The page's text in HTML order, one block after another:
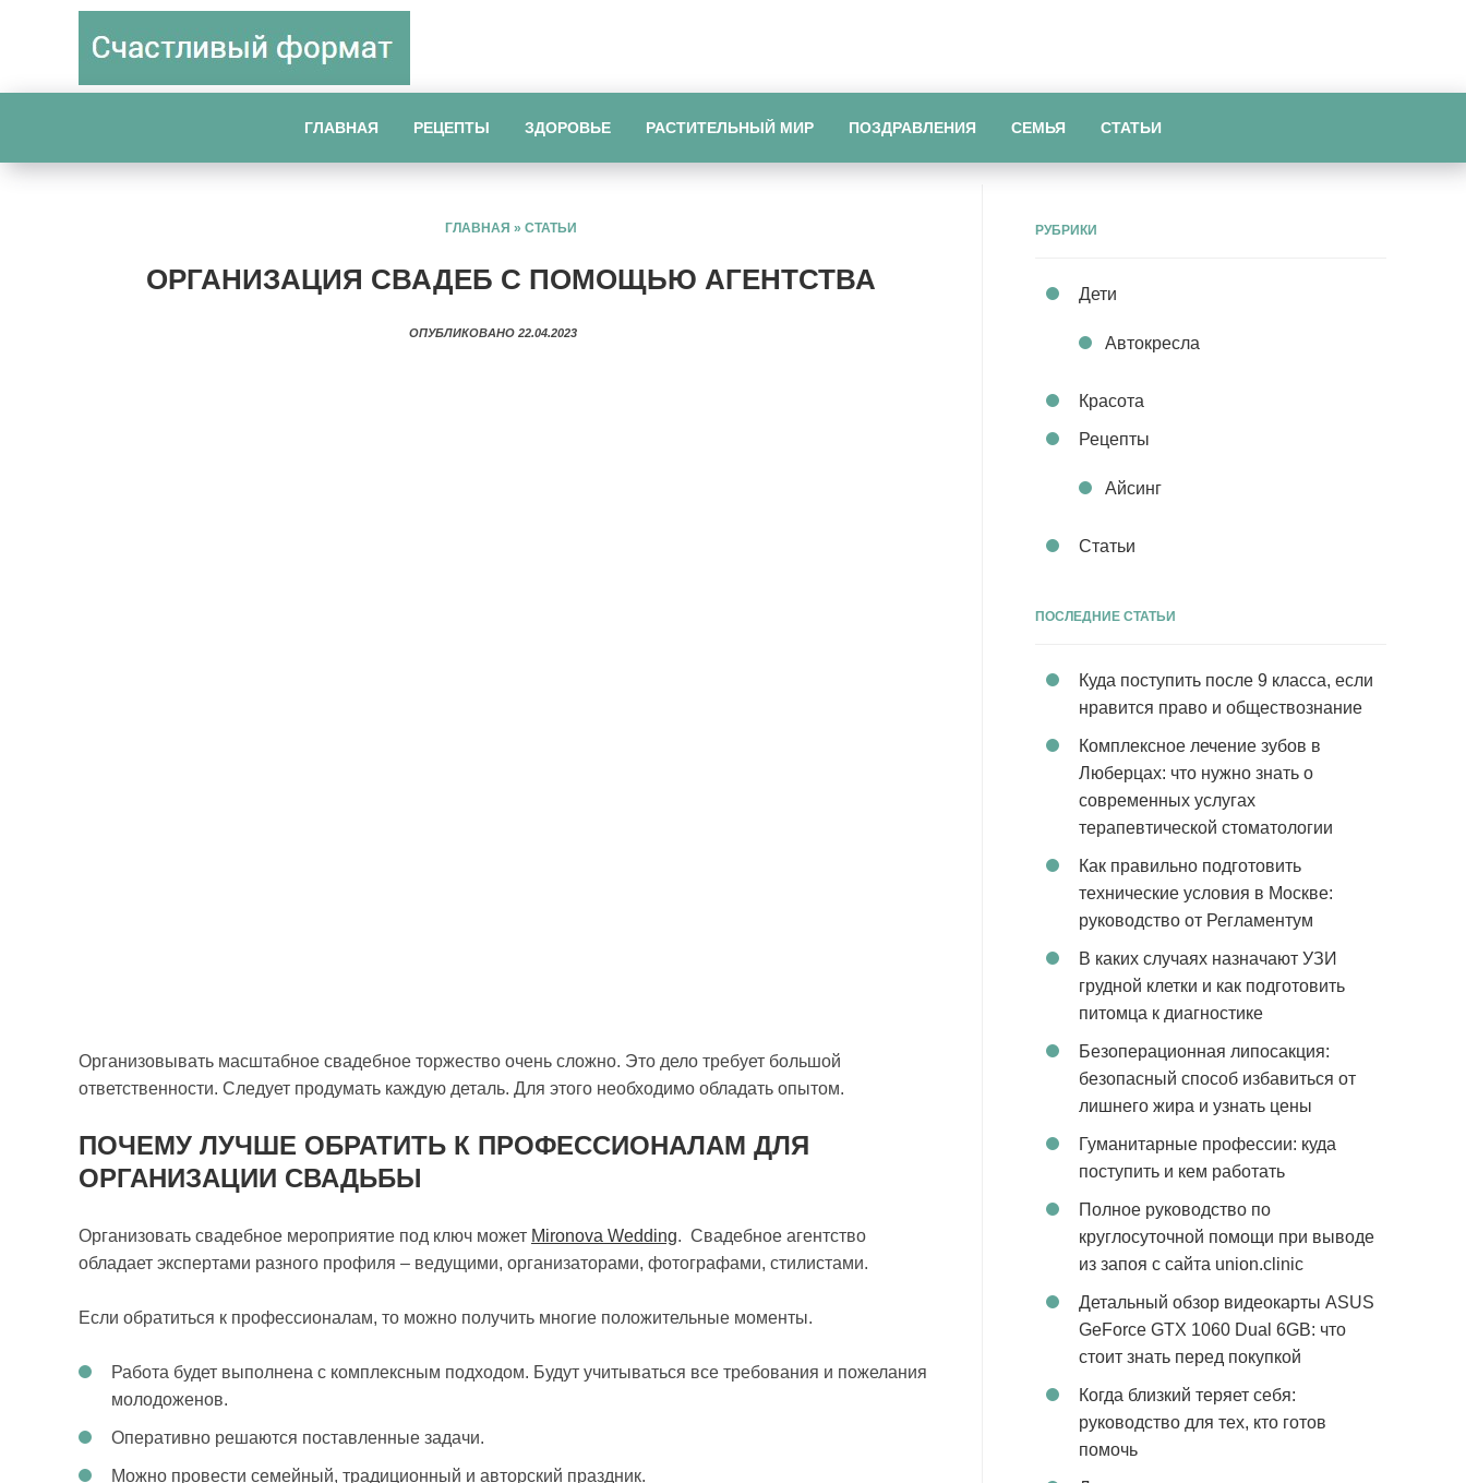
ГЛАВНАЯ РЕЦЕПТЫ ЗДОРОВЬЕ РАСТИТЕЛЬНЫЙ МИР ПОЗДРАВЛЕНИЯ СЕМЬЯ СТАТЬИ
ГЛАВНАЯ » СТАТЬИ
ОРГАНИЗАЦИЯ СВАДЕБ С ПОМОЩЬЮ АГЕНТСТВА
ОПУБЛИКОВАНО 22.04.2023
Организовывать масштабное свадебное торжество очень сложно. Это дело требует большой
ответственности. Следует продумать каждую деталь. Для этого необходимо обладать опытом.
ПОЧЕМУ ЛУЧШЕ ОБРАТИТЬ К ПРОФЕССИОНАЛАМ ДЛЯ
ОРГАНИЗАЦИИ СВАДЬБЫ
Организовать свадебное мероприятие под ключ может Mironova Wedding. Свадебное агентство
обладает экспертами разного профиля – ведущими, организаторами, фотографами, стилистами.
Если обратиться к профессионалам, то можно получить многие положительные моменты.
Работа будет выполнена с комплексным подходом. Будут учитываться все требования и пожелания
молодоженов.
Оперативно решаются поставленные задачи.
Можно провести семейный, традиционный и авторский праздник.
РУБРИКИ
Дети
Автокресла
Красота
Рецепты
Айсинг
Статьи
ПОСЛЕДНИЕ СТАТЬИ
Куда поступить после 9 класса, если
нравится право и обществознание
Комплексное лечение зубов в
Люберцах: что нужно знать о
современных услугах
терапевтической стоматологии
Как правильно подготовить
технические условия в Москве:
руководство от Регламентум
В каких случаях назначают УЗИ
грудной клетки и как подготовить
питомца к диагностике
Безоперационная липосакция:
безопасный способ избавиться от
лишнего жира и узнать цены
Гуманитарные профессии: куда
поступить и кем работать
Полное руководство по
круглосуточной помощи при выводе
из запоя с сайта union.clinic
Детальный обзор видеокарты ASUS
GeForce GTX 1060 Dual 6GB: что
стоит знать перед покупкой
Когда близкий теряет себя:
руководство для тех, кто готов
помочь